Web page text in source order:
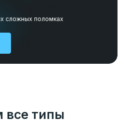
сложных поломках
все типы